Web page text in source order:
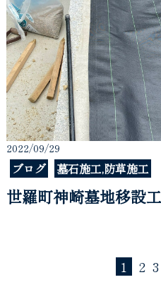
2022/09/29
ブログ 墓石施工,防草施工
世羅町神崎墓地移設
1 2 3